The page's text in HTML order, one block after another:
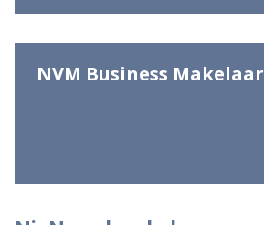
NVM Business Makelaar